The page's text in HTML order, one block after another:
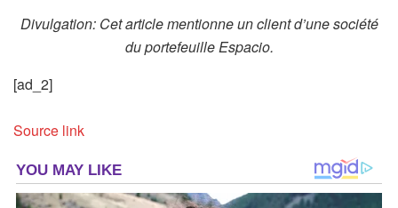
Divulgation: Cet article mentionne un client d’une société
du portefeuille Espacio.
[ad_2]
Source link